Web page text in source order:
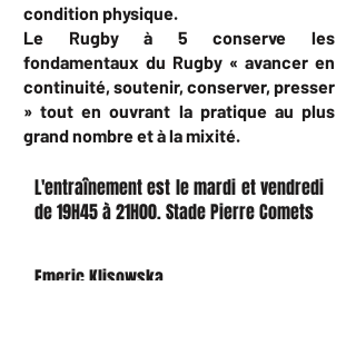
condition physique.
Le Rugby à 5 conserve les
fondamentaux du Rugby « avancer en
continuité, soutenir, conserver, presser
» tout en ouvrant la pratique au plus
grand nombre et à la mixité.
L'entraînement est le mardi et vendredi
de 19H45 à 21H00. Stade Pierre Comets
Emeric Klisowska